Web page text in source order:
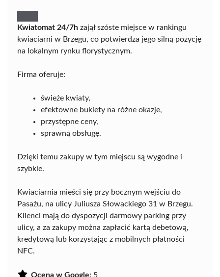
Kwiatomat 24/7h zajął szóste miejsce w rankingu
kwiaciarni w Brzegu, co potwierdza jego silną pozycję
na lokalnym rynku florystycznym.
Firma oferuje:
świeże kwiaty,
efektowne bukiety na różne okazje,
przystępne ceny,
sprawną obsługę.
Dzięki temu zakupy w tym miejscu są wygodne i
szybkie.
Kwiaciarnia mieści się przy bocznym wejściu do
Pasażu, na ulicy Juliusza Słowackiego 31 w Brzegu.
Klienci mają do dyspozycji darmowy parking przy
ulicy, a za zakupy można zapłacić kartą debetową,
kredytową lub korzystając z mobilnych płatności
NFC.
Ocena w Google: 5